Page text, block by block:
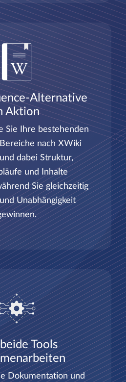
Alternative
Aktion
Sie Ihre bestehenden
nach XWiki
dabei Struktur,
und Inhalte
Sie gleichzeitig
Unabhängigkeit
Tools
Dokumentation und